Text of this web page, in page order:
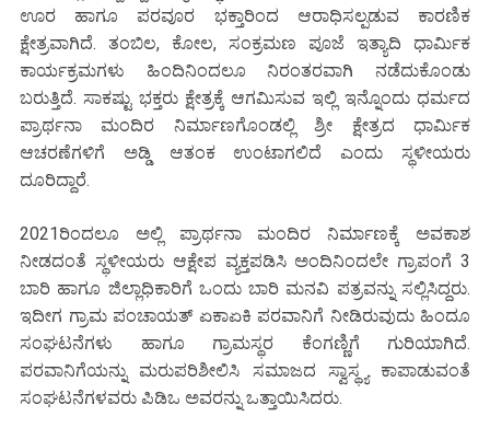
ಊರ ಹಾಗೂ ಪರವೂರ ಭಕ್ತಾರಿಂದ ಆರಾಧಿಸಲ್ಪಡುವ ಕಾರಣಿಕ
ಕ್ಷೇತ್ರವಾಗಿದೆ. ತಂಬಿಲ, ಕೋಲ, ಸಂಕ್ರಮಣ ಪೂಜೆ ಇತ್ಯಾದಿ ಧಾರ್ಮಿಕ
ಕಾರ್ಯಕ್ರಮಗಳು ಹಿಂದಿನಿಂದಲೂ ನಿರಂತರವಾಗಿ ನಡೆದುಕೊಂಡು
ಬರುತ್ತಿದೆ. ಸಾಕಷ್ಟು ಭಕ್ತರು ಕ್ಷೇತ್ರಕ್ಕೆ ಆಗಮಿಸುವ ಇಲ್ಲಿ ಇನ್ನೊಂದು ಧರ್ಮದ
ಪ್ರಾರ್ಥನಾ ಮಂದಿರ ನಿರ್ಮಾಣಗೊಂಡಲ್ಲಿ ಶ್ರೀ ಕ್ಷೇತ್ರದ ಧಾರ್ಮಿಕ
ಆಚರಣೆಗಳಿಗೆ ಅಡ್ಡಿ ಆತಂಕ ಉಂಟಾಗಲಿದೆ ಎಂದು ಸ್ಥಳೀಯರು
ದೂರಿದ್ದಾರೆ.
2021ರಿಂದಲೂ ಅಲ್ಲಿ ಪ್ರಾರ್ಥನಾ ಮಂದಿರ ನಿರ್ಮಾಣಕ್ಕೆ ಅವಕಾಶ
ನೀಡದಂತೆ ಸ್ಥಳೀಯರು ಆಕ್ಷೇಪ ವ್ಯಕ್ತಪಡಿಸಿ ಅಂದಿನಿಂದಲೇ ಗ್ರಾಪಂಗೆ 3
ಬಾರಿ ಹಾಗೂ ಜಿಲ್ಲಾಧಿಕಾರಿಗೆ ಒಂದು ಬಾರಿ ಮನವಿ ಪತ್ರವನ್ನು ಸಲ್ಲಿಸಿದ್ದರು.
ಇದೀಗ ಗ್ರಾಮ ಪಂಚಾಯತ್ ಏಕಾಏಕಿ ಪರವಾನಿಗೆ ನೀಡಿರುವುದು ಹಿಂದೂ
ಸಂಘಟನೆಗಳು ಹಾಗೂ ಗ್ರಾಮಸ್ಥರ ಕೆಂಗಣ್ಣಿಗೆ ಗುರಿಯಾಗಿದೆ.
ಪರವಾನಿಗೆಯನ್ನು ಮರುಪರಿಶೀಲಿಸಿ ಸಮಾಜದ ಸ್ವಾಸ್ಥ್ಯ ಕಾಪಾಡುವಂತೆ
ಸಂಘಟನೆಗಳವರು ಪಿಡಿಒ ಅವರನ್ನು ಒತ್ತಾಯಿಸಿದರು.